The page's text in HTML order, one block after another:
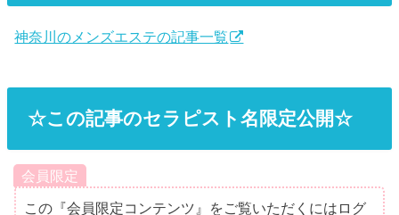
神奈川のメンズエステの記事一覧
☆この記事のセラピスト名限定公開☆
会員限定
この『会員限定コンテンツ』をご覧いただくにはログ